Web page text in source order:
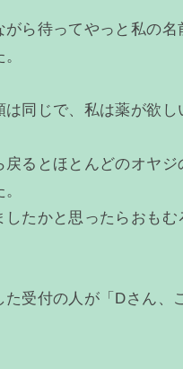
がら待ってやっと私の
は同じで、私は薬が欲
戻るとほとんどのオヤ
したかと思ったらおも
た受付の人が「Dさん、